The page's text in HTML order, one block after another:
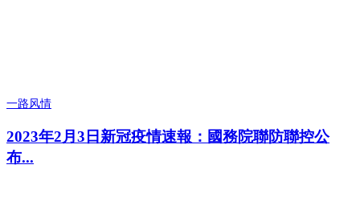
一路风情
2023年2月3日新冠疫情速報：國務院聯防聯控公
布...